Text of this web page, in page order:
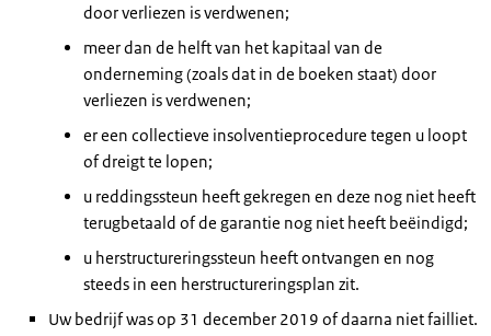
door verliezen is verdwenen;
meer dan de helft van het kapitaal van de
onderneming (zoals dat in de boeken staat) door
verliezen is verdwenen;
er een collectieve insolventieprocedure tegen u loopt
of dreigt te lopen;
u reddingssteun heeft gekregen en deze nog niet heeft
terugbetaald of de garantie nog niet heeft beëindigd;
u herstructureringssteun heeft ontvangen en nog
steeds in een herstructureringsplan zit.
Uw bedrijf was op 31 december 2019 of daarna niet failliet.